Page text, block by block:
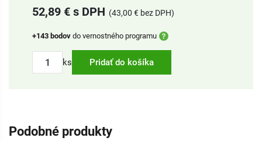
52,89 € s DPH (43,00 € bez DPH)
+143 bodov do vernostného programu
ks Pridať do košíka
Podobné produkty